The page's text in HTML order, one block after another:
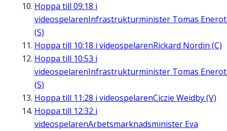
Hoppa till 09:18 i
videospelarenInfrastrukturminister Tomas
(S)
Hoppa till 10:18 i videospelarenRickard Nordin (C)
Hoppa till 10:53 i
videospelarenInfrastrukturminister Tomas
(S)
Hoppa till 11:28 i videospelarenCiczie Weidby (V)
Hoppa till 12:32 i
videospelarenArbetsmarknadsminister Eva